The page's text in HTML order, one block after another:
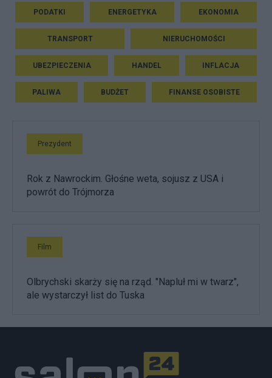
PODATKI ENERGETYKA EKONOMIA
TRANSPORT NIERUCHOMOŚCI
UBEZPIECZENIA HANDEL INFLACJA
PALIWA BUDŻET FINANSE OSOBISTE
Prezydent
Rok z Nawrockim. Głośne weta, sojusz z USA i
powrót do Trójmorza
Film
Olbrychski skarży się na rząd. "Napluł mi w twarz",
ale wystarczył list do Tuska